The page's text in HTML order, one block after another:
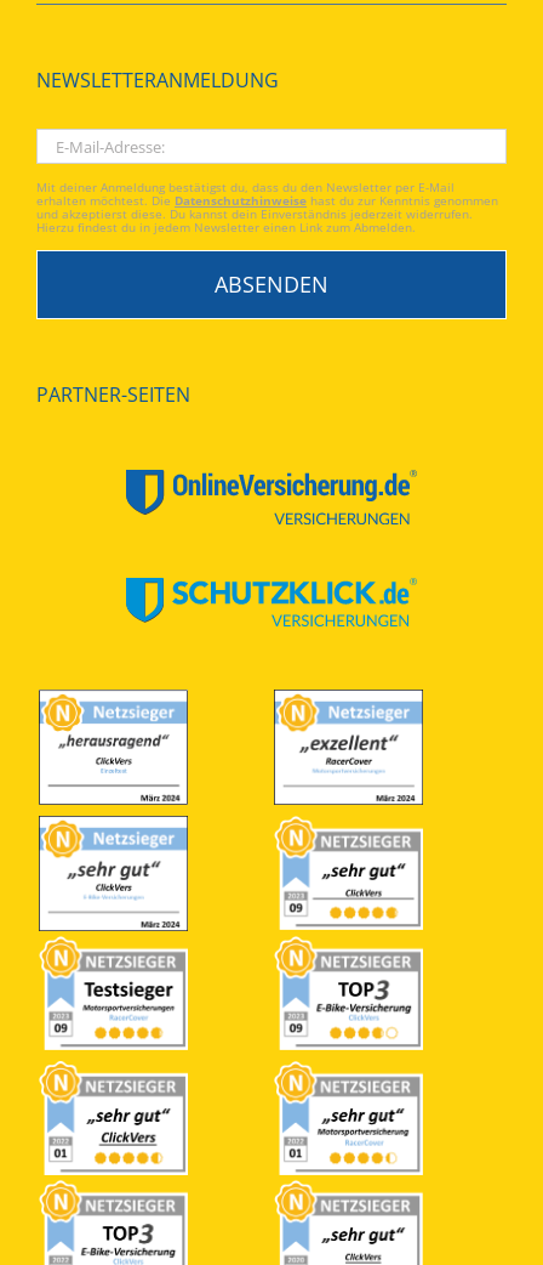
NEWSLETTERANMELDUNG
Mit deiner Anmeldung bestätigst du, dass du den Newsletter per E-Mail
erhalten möchtest. Die Datenschutzhinweise hast du zur Kenntnis genommen
und akzeptierst diese. Du kannst dein Einverständnis jederzeit widerrufen.
Hierzu findest du in jedem Newsletter einen Link zum Abmelden.
PARTNER-SEITEN